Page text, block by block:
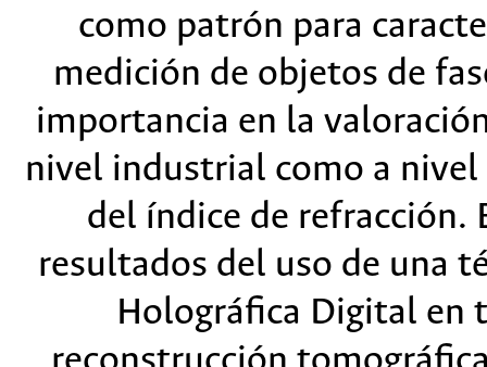
como patrón para
medición de objetos de
importancia en la
nivel industrial como a
del índice de refracción.
resultados del uso de una
Holográfica Digital en